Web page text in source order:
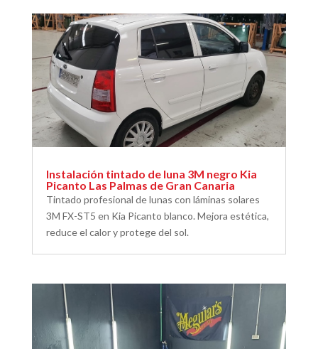
Instalación tintado de luna 3M negro Kia
Picanto Las Palmas de Gran Canaria
Tintado profesional de lunas con láminas solares
3M FX-ST5 en Kia Picanto blanco. Mejora estética,
reduce el calor y protege del sol.